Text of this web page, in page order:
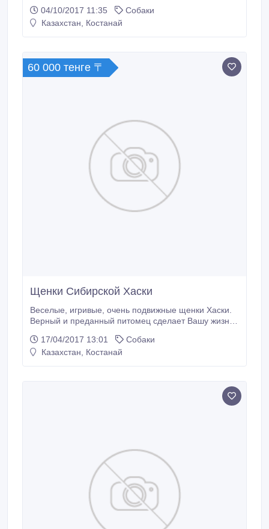
04/10/2017 11:35
Собаки
Казахстан, Костанай
60 000 тенге 〒
Щенки Сибирской Хаски
Веселые, игривые, очень подвижные щенки Хаски.
Верный и преданный питомец сделает Вашу жизнь
17/04/2017 13:01
Собаки
Казахстан, Костанай